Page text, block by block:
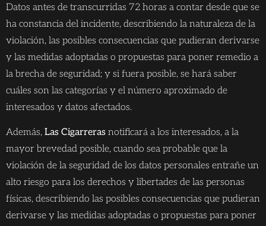
Datos antes de transcurridas 72 horas a contar desde que se
ha constancia del incidente, describiendo la naturaleza de la
violación, las posibles consecuencias que pudieran derivarse
y las medidas adoptadas o propuestas para poner remedio a
la brecha de seguridad; y si fuera posible, se hará saber
cuáles son las categorías y el número aproximado de
interesados y datos afectados.
Además, Las Cigarreras notificará a los interesados, a la
mayor brevedad posible, cuando sea probable que la
violación de la seguridad de los datos personales entrañe un
alto riesgo para los derechos y libertades de las personas
físicas, describiendo las posibles consecuencias que pudieran
derivarse y las medidas adoptadas o propuestas para poner